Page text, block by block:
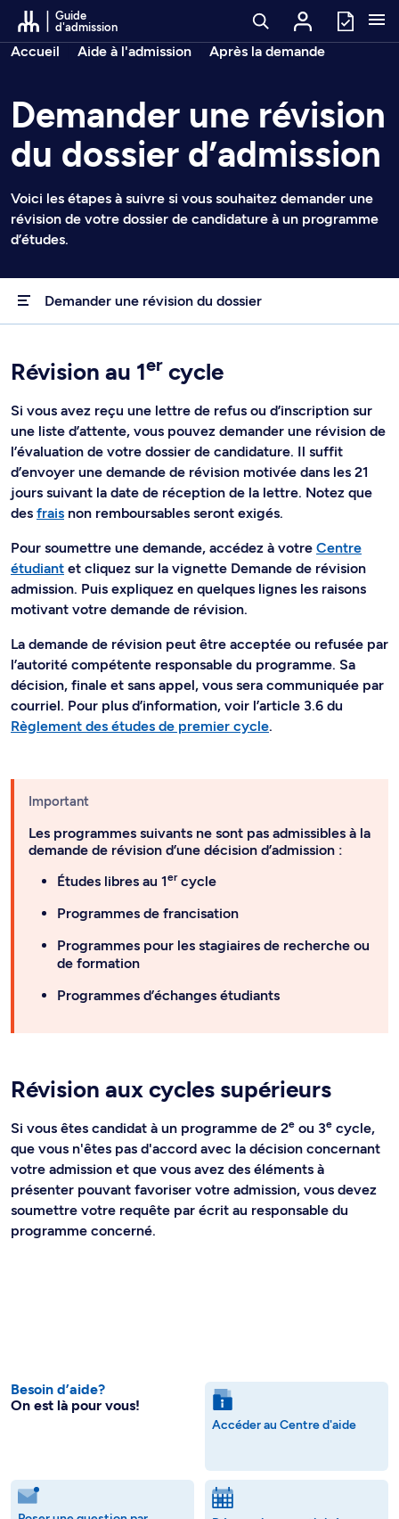
Passer au contenu
Guide
d'admission
Fil d’arianne
Accueil Aide à l'admission Après la demande
Demander une révision
du dossier d’admission
Voici les étapes à suivre si vous souhaitez demander une
révision de votre dossier de candidature à un programme
d’études.
Demander une révision du dossier
Révision au 1er cycle
Si vous avez reçu une lettre de refus ou d’inscription sur
une liste d’attente, vous pouvez demander une révision de
l’évaluation de votre dossier de candidature. Il suffit
d’envoyer une demande de révision motivée dans les 21
jours suivant la date de réception de la lettre. Notez que
des frais non remboursables seront exigés.
Pour soumettre une demande, accédez à votre Centre
étudiant et cliquez sur la vignette Demande de révision
admission. Puis expliquez en quelques lignes les raisons
motivant votre demande de révision.
La demande de révision peut être acceptée ou refusée par
l’autorité compétente responsable du programme. Sa
décision, finale et sans appel, vous sera communiquée par
courriel. Pour plus d’information, voir l’article 3.6 du
Règlement des études de premier cycle.
Important
Les programmes suivants ne sont pas admissibles à la
demande de révision d’une décision d’admission :
Études libres au 1ercycle
Programmes de francisation
Programmes pour les stagiaires de recherche ou
de formation
Programmes d’échanges étudiants
Révision aux cycles supérieurs
Si vous êtes candidat à un programme de 2e ou 3e cycle,
que vous n'êtes pas d'accord avec la décision concernant
votre admission et que vous avez des éléments à
présenter pouvant favoriser votre admission, vous devez
soumettre votre requête par écrit au responsable du
programme concerné.
Besoin d’aide?
On est là pour vous!
Accéder au Centre d'aide